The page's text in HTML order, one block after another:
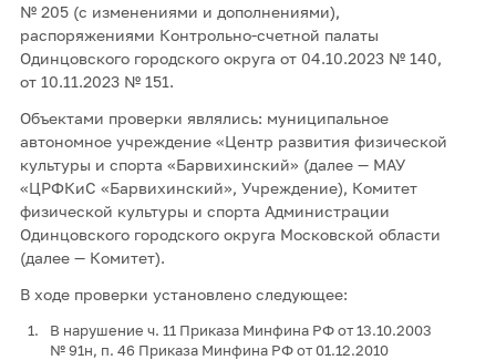
№ 205 (с изменениями и дополнениями),
распоряжениями Контрольно-счетной палаты
Одинцовского городского округа от 04.10.2023 № 140,
от 10.11.2023 № 151.
Объектами проверки являлись: муниципальное
автономное учреждение «Центр развития физической
культуры и спорта «Барвихинский» (далее — МАУ
«ЦРФКиС «Барвихинский», Учреждение), Комитет
физической культуры и спорта Администрации
Одинцовского городского округа Московской области
(далее — Комитет).
В ходе проверки установлено следующее:
В нарушение ч. 11 Приказа Минфина РФ от 13.10.2003
№ 91н, п. 46 Приказа Минфина РФ от 01.12.2010